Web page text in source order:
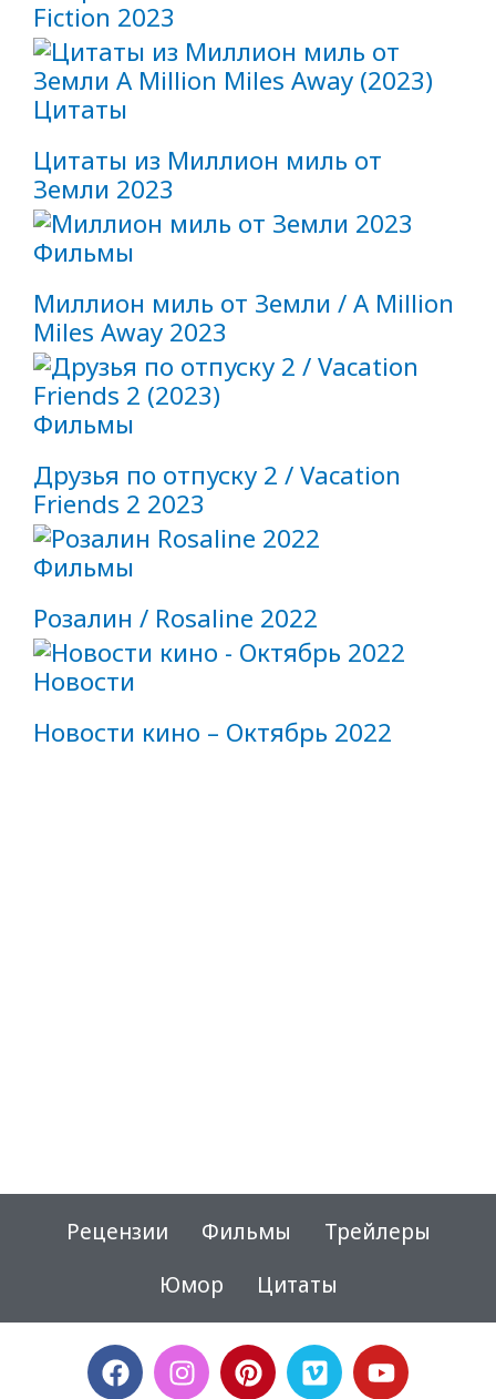
Fiction 2023
Цитаты
Цитаты из Миллион миль от
Земли 2023
Фильмы
Миллион миль от Земли / A Million
Miles Away 2023
Фильмы
Друзья по отпуску 2 / Vacation
Friends 2 2023
Фильмы
Розалин / Rosaline 2022
Новости
Новости кино – Октябрь 2022
Рецензии Фильмы
Трейлеры
Юмор
Цитаты
F
a
I
n
P
i
V
i
Y
o